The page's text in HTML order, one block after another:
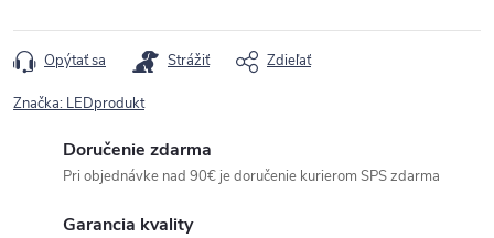
Opýtať sa Strážiť Zdieľať
Značka: LEDprodukt
Doručenie zdarma
Pri objednávke nad 90€ je doručenie kurierom SPS zdarma
Garancia kvality